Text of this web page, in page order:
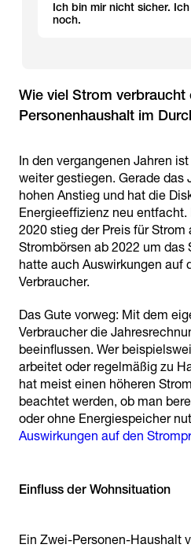
Ich bin mir nicht sicher.
noch.
Wie viel Strom verbraucht
Personenhaushalt im
In den vergangenen Jahren
weiter gestiegen. Gerade das
hohen Anstieg und hat die
Energieeffizienz neu
2020 stieg der Preis für Strom
Strombörsen ab 2022 um das
hatte auch Auswirkungen auf
Verbraucher.
Das Gute vorweg: Mit dem
Verbraucher die
beeinflussen. Wer
arbeitet oder regelmäßig zu
hat meist einen höheren
beachtet werden, ob man
oder ohne Energiespeicher
Auswirkungen auf den
Einfluss der Wohnsituation
Ein Zwei-Personen-Haushalt